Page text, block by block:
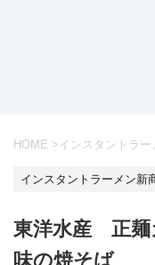
HOME > インスタントラー
インスタントラーメン新
東洋水産 正麺
味の焼そば